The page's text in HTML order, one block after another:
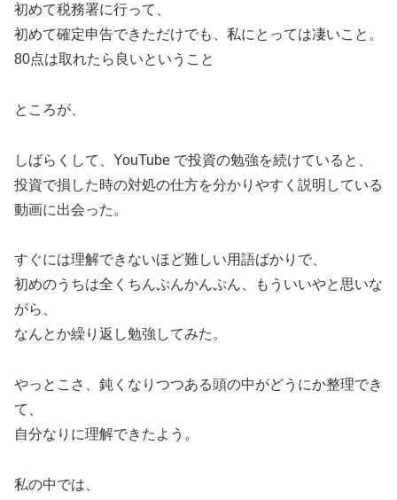
初めて税務署に行って、
初めて確定申告できただけでも、私にとっては凄いこと。
80点は取れたら良いということ
ところが、
しばらくして、YouTube で投資の勉強を続けていると、
投資で損した時の対処の仕方を分かりやすく説明している
動画に出会った。
すぐには理解できないほど難しい用語ばかりで、
初めのうちは全くちんぷんかんぷん、もういいやと思いな
がら、
なんとか繰り返し勉強してみた。
やっとこさ、鈍くなりつつある頭の中がどうにか整理でき
て、
自分なりに理解できたよう。
私の中では、